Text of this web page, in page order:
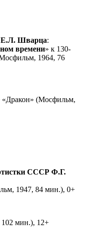
Е.Л. Шварца:
времени» к 130-
1964, 76
«Дракон» (Мосфильм,
СССР Ф.Г.
1947, 84 мин.), 0+
мин.), 12+